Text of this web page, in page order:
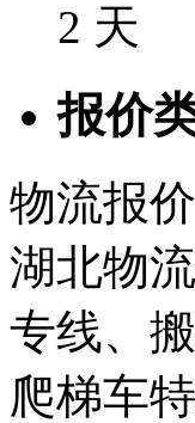
2 天
报价
物流报
湖北物
专线、
爬梯车